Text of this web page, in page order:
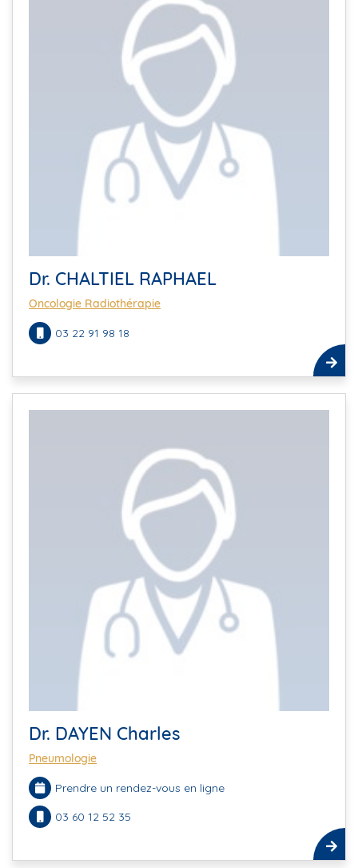
Dr. CHALTIEL RAPHAEL
Oncologie Radiothérapie
03 22 91 98 18
Dr. DAYEN Charles
Pneumologie
Prendre un rendez-vous en ligne
03 60 12 52 35